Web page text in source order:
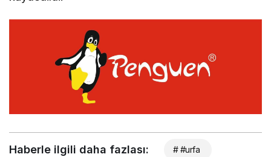
Haberle ilgili daha fazlası: # #urfa